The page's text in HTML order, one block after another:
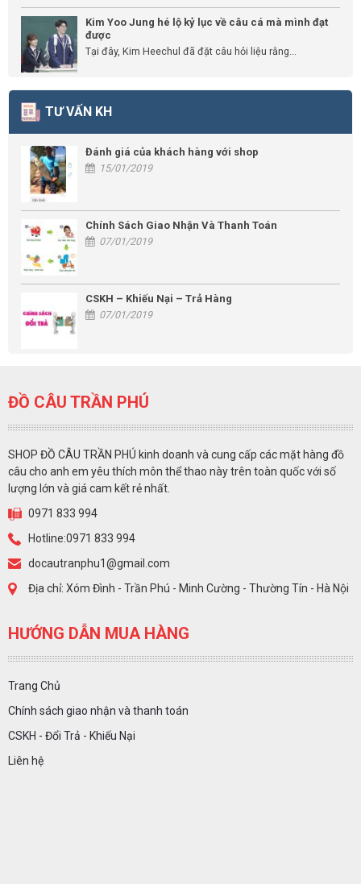
Kim Yoo Jung hé lộ kỷ lục về câu cá mà mình đạt
được
Tại đây, Kim Heechul đã đặt câu hỏi liệu rằng...
TƯ VẤN KH
Đánh giá của khách hàng với shop
15/01/2019
Chính Sách Giao Nhận Và Thanh Toán
07/01/2019
CSKH – Khiếu Nại – Trả Hàng
07/01/2019
ĐỒ CÂU TRẦN PHÚ
SHOP ĐỒ CÂU TRẦN PHÚ kinh doanh và cung cấp các mặt hàng đồ
câu cho anh em yêu thích môn thể thao này trên toàn quốc với số
lượng lớn và giá cam kết rẻ nhất.
0971 833 994
Hotline:0971 833 994
docautranphu1@gmail.com
Địa chỉ: Xóm Đình - Trần Phú - Minh Cường - Thường Tín - Hà Nội
HƯỚNG DẪN MUA HÀNG
Trang Chủ
Chính sách giao nhận và thanh toán
CSKH - Đổi Trả - Khiếu Nại
Liên hệ